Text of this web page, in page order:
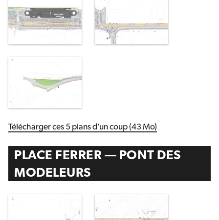
Télécharger ces 5 plans d’un coup (43 Mo)
PLACE FERRER — PONT DES
MODELEURS